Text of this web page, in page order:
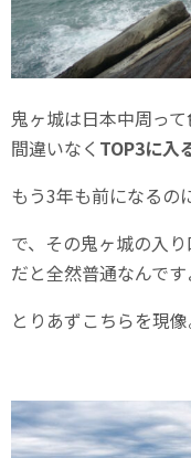
鬼ヶ城は日本中周っ
間違いなく TOP3に入
もう3年も前になるの
で、その鬼ヶ城の入
だと全然普通なんです
とりあずこちらを現像